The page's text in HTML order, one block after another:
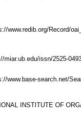
www.redib.org/Record/
miar.ub.edu/issn/2525-
www.base-search.net/
INSTITUTE OF